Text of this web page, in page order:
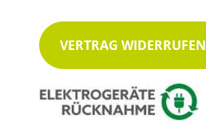
VERTRAG WIDERRUFEN